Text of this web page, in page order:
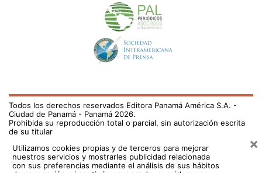
Todos los derechos reservados Editora Panamá América S.A. -
Ciudad de Panamá - Panamá 2026.
Prohibida su reproducción total o parcial, sin autorización escrita
de su titular
Utilizamos cookies propias y de terceros para mejorar
nuestros servicios y mostrarles publicidad relacionada
con sus preferencias mediante el análisis de sus hábitos
×